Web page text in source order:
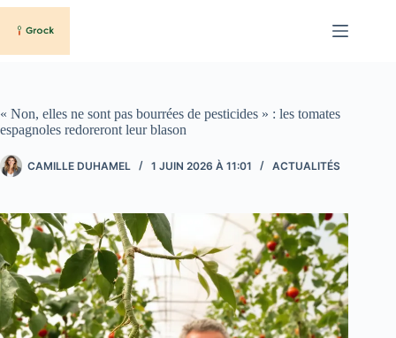
Passer
contenu
« Non, elles ne sont pas bourrées de pesticides » : les tomates
espagnoles redoreront leur blason
CAMILLE DUHAMEL 1 JUIN 2026 À 11:01 ACTUALITÉS